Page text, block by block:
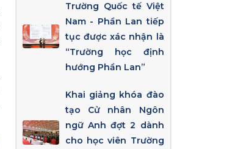
Trường Quốc tế Việt
Nam - Phần Lan tiếp
tục được xác nhận là
“Trường học định
hướng Phần Lan”
Khai giảng khóa đào
tạo Cử nhân Ngôn
ngữ Anh đợt 2 dành
cho học viên Trường